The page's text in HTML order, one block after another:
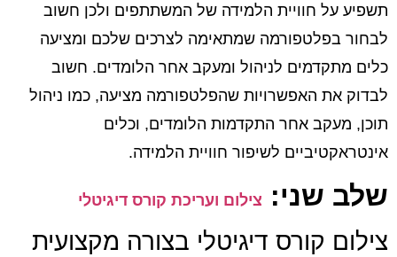
תשפיע על חוויית הלמידה של המשתתפים ולכן חשוב
לבחור בפלטפורמה שמתאימה לצרכים שלכם ומציעה
כלים מתקדמים לניהול ומעקב אחר הלומדים. חשוב
לבדוק את האפשרויות שהפלטפורמה מציעה, כמו ניהול
תוכן, מעקב אחר התקדמות הלומדים, וכלים
אינטראקטיביים לשיפור חוויית הלמידה.
שלב שני: צילום ועריכת קורס דיגיטלי
צילום קורס דיגיטלי בצורה מקצועית